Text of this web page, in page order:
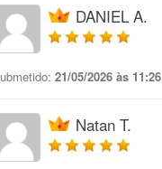
DANIEL A.
21/05/2026 às 11:26
Natan T.